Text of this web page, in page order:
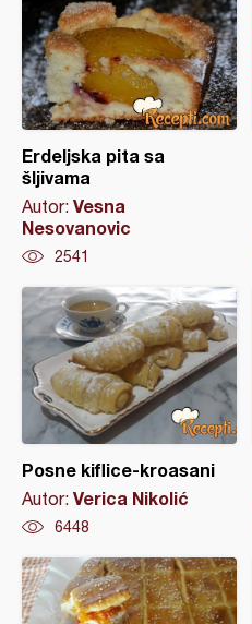
Erdeljska pita sa
šljivama
Autor: Vesna
Nesovanovic
2541
Posne kiflice-kroasani
Autor: Verica Nikolić
6448